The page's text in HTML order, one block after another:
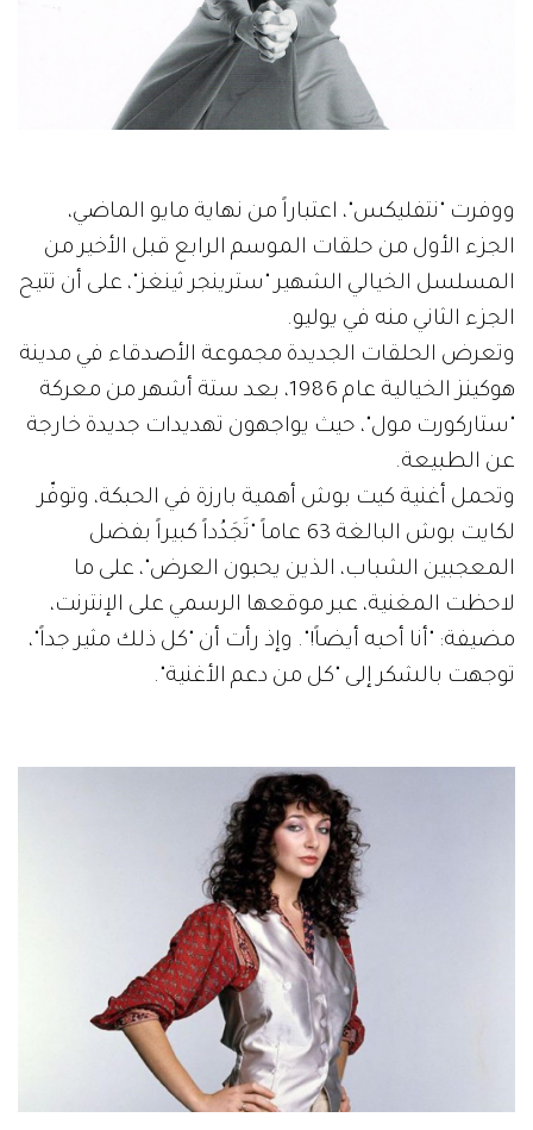
ووفرت "نتفليكس"، اعتباراً من نهاية مايو الماضي،
الجزء الأول من حلقات الموسم الرابع قبل الأخير من
المسلسل الخيالي الشهير "سترينجر ثينغز"، على أن تتيح
الجزء الثاني منه في يوليو.
وتعرض الحلقات الجديدة مجموعة الأصدقاء في مدينة
هوكينز الخيالية عام 1986، بعد ستة أشهر من معركة
"ستاركورت مول"، حيث يواجهون تهديدات جديدة خارجة
عن الطبيعة.
وتحمل أغنية كيت بوش أهمية بارزة في الحبكة، وتوفّر
لكايت بوش البالغة 63 عاماً "تَجَدُداً كبيراً بفضل
المعجبين الشباب، الذين يحبون العرض"، على ما
لاحظت المغنية، عبر موقعها الرسمي على الإنترنت،
مضيفة: "أنا أحبه أيضاً!". وإذ رأت أن "كل ذلك مثير جداً"،
توجهت بالشكر إلى "كل من دعم الأغنية".